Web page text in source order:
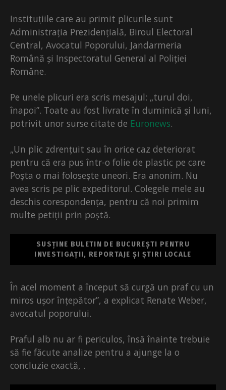
Instituțiile care au primit plicurile sunt
Administrația Prezidențială, Biroul Electoral
Central, Avocatul Poporului, Jandarmeria
Română și Inspectoratul General al Poliției
Române.
Pe unele plicuri era scris mesajul: „turul doi,
înapoi”. Toate au fost livrate în duminică și luni,
potrivit unor surse citate de Euronews.
„Un plic zdrențuit sau în orice caz deteriorat
pentru că era pus într-o folie de plastic pe care
Poșta o mai folosește uneori. Era anonim. Nu
avea scris pe plic expeditorul. Colegele mele au
deschis corespondența, pentru că noi primim
multe petiții prin poștă.
SUSȚINE BULETIN DE BUCUREȘTI PENTRU
INVESTIGAȚII, REPORTAJE ȘI ȘTIRI LOCALE
În acel moment a început să curgă un praf cu un
miros ușor înțepător”, a explicat Renate Weber,
avocatul poporului.
Praful alb nu ar fi periculos, însă înainte trebuie
să fie făcute analize pentru a ajunge la o
concluzie exactă, .